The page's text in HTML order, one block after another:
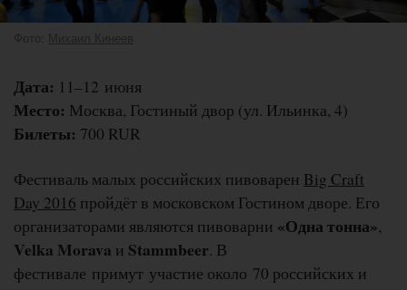
Фото: Михаил Кинеев
Дата: 11–12 июня
Место: Москва, Гостиный двор (ул. Ильинка, 4)
Билеты: 700 RUR
Фестиваль малых российских пивоварен Big Craft
Day 2016 пройдёт в московском Гостином дворе. Его
организаторами являются пивоварни «Одна тонна»,
Velka Morava и Stammbeer. В
фестивале примут участие около 70 российских и